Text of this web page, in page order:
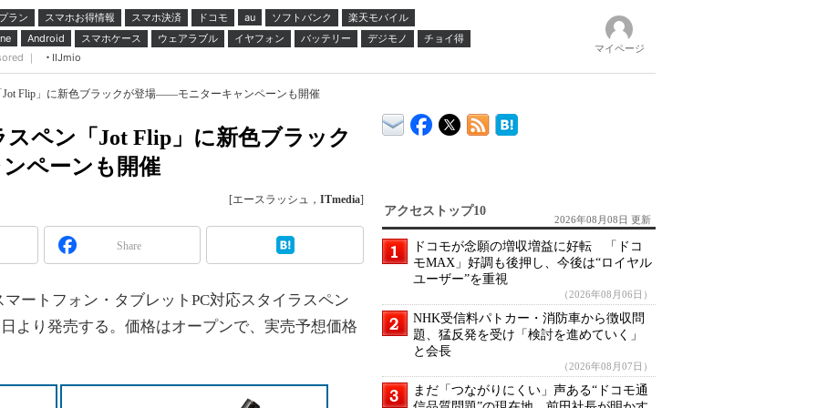
ラン スマホお得情報 スマホ決済 ドコモ au ソフトバンク
楽天モバイル
Android スマホケース ウェアラブル イヤフォン バッテリー デジモノ
チョイ得
｜
IIJmio
マイページ
Flip」に新色ブラックが登場――モニターキャンペーンも開催
ペン「Jot Flip」に新色ブラック
ペーンも開催
[エースラッシュ， ITmedia]
Share
ートフォン・タブレットPC対応スタイラスペン
より発売する。価格はオープンで、実売予想価格
アクセストップ10
2026年08月08日 更新
ドコモが念願の増収増益に好転 「ドコ
モMAX」好調も後押し、今後は“ロイヤル
ユーザー”を重視
（2026年08月06日）
NHK受信料パトカー・消防車から徴収問
題、猛反発を受け「検討を進めていく」
と会長
（2026年08月07日）
まだ「つながりにくい」声ある“ドコモ通